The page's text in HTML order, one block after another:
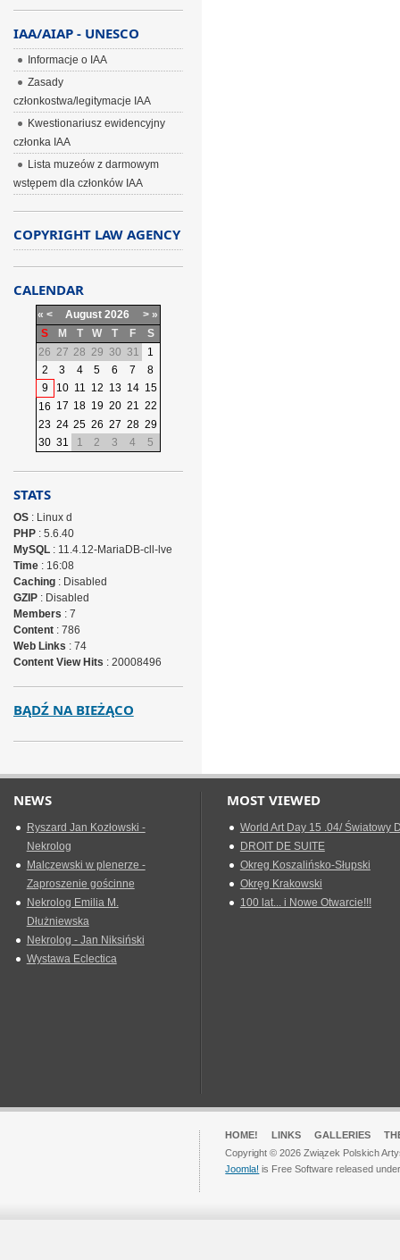
IAA/AIAP - UNESCO
Informacje o IAA
Zasady
członkostwa/legitymacje IAA
Kwestionariusz ewidencyjny
członka IAA
Lista muzeów z darmowym
wstępem dla członków IAA
COPYRIGHT LAW AGENCY
CALENDAR
« < August 2026 > »
S
M T W T F
S
26 27 28 29 30 31
1
2
3 4 5 6 7
8
9
10 11 12 13 14 15
16 17 18 19 20 21 22
23 24 25 26 27 28 29
30 31 1 2 3 4 5
STATS
OS: Linux d
PHP: 5.6.40
MySQL: 11.4.12-MariaDB-cll-lve
Time: 16:08
Caching: Disabled
GZIP: Disabled
Members : 7
Content: 786
Web Links : 74
Content View Hits : 20008496
BĄDŹ NA BIEŻĄCO
NEWS
Ryszard Jan Kozłowski -
Nekrolog
Malczewski w plenerze -
Zaproszenie gościnne
Nekrolog Emilia M.
Dłużniewska
Nekrolog - Jan Niksiński
Wystawa Eclectica
MOST VIEWED
World Art Day 15 .04/ Światowy
DROIT DE SUITE
Okreg Koszalińsko-Słupski
Okręg Krakowski
100 lat... i Nowe Otwarcie!!!
HOME! LINKS GALLERIES
Copyright © 2026 Związek Polskich
Joomla! is Free Software released